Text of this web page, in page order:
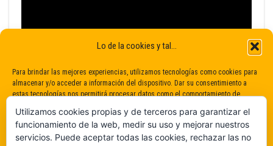
Lo de la cookies y tal...
Para brindar las mejores experiencias, utilizamos tecnologías como cookies para
almacenar y/o acceder a información del dispositivo. Dar su consentimiento a
estas tecnologías nos permitirá procesar datos como el comportamiento de
consentimiento puede afectar negativamente a determinadas características y
funciones.
Utilizamos cookies propias y de terceros para garantizar el
funcionamiento de la web, medir su uso y mejorar nuestros
servicios. Puede aceptar todas las cookies, rechazar las no